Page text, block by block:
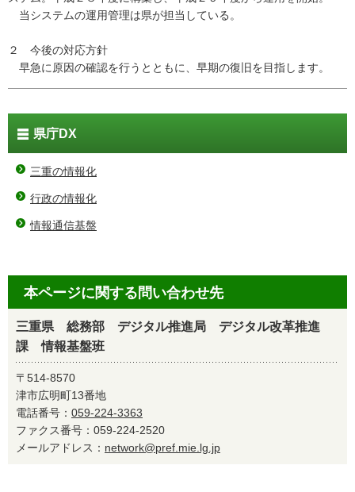
当システムの運用管理は県が担当している。
２ 今後の対応方針
早急に原因の確認を行うとともに、早期の復旧を目指します。
県庁DX
三重の情報化
行政の情報化
情報通信基盤
本ページに関する問い合わせ先
三重県 総務部 デジタル推進局 デジタル改革推進
課 情報基盤班
〒514-8570
津市広明町13番地
電話番号： 059-224-3363
ファクス番号：059-224-2520
メールアドレス： network@pref.mie.lg.jp